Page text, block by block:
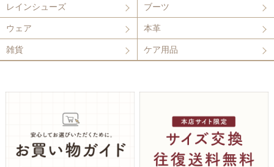
レインシューズ ブーツ
ウェア 本革
雑貨 ケア用品